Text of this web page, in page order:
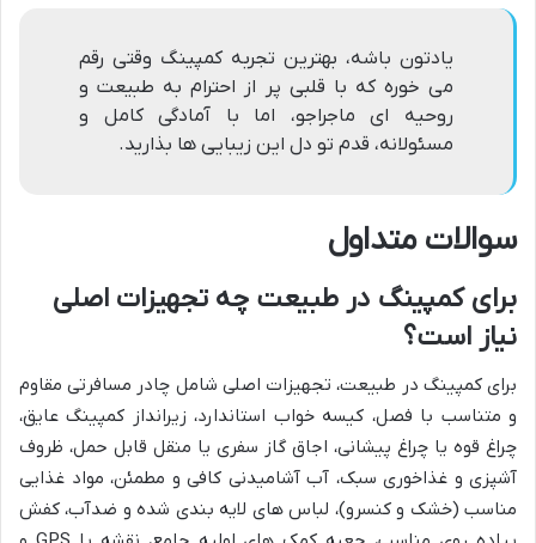
یادتون باشه، بهترین تجربه کمپینگ وقتی رقم
می خوره که با قلبی پر از احترام به طبیعت و
روحیه ای ماجراجو، اما با آمادگی کامل و
مسئولانه، قدم تو دل این زیبایی ها بذارید.
سوالات متداول
برای کمپینگ در طبیعت چه تجهیزات اصلی
نیاز است؟
برای کمپینگ در طبیعت، تجهیزات اصلی شامل چادر مسافرتی مقاوم
و متناسب با فصل، کیسه خواب استاندارد، زیرانداز کمپینگ عایق،
چراغ قوه یا چراغ پیشانی، اجاق گاز سفری یا منقل قابل حمل، ظروف
آشپزی و غذاخوری سبک، آب آشامیدنی کافی و مطمئن، مواد غذایی
مناسب (خشک و کنسرو)، لباس های لایه بندی شده و ضدآب، کفش